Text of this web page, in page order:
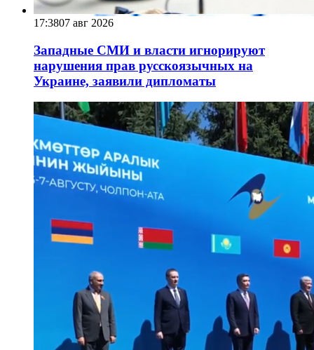
17:3807 авг 2026
Западные СМИ и власти игнорируют
нарушения прав русскоязычных на
Украине, заявили дипломаты